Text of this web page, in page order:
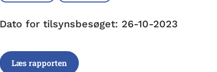
Dato for tilsynsbesøget: 26-10-2023
Læs rapporten